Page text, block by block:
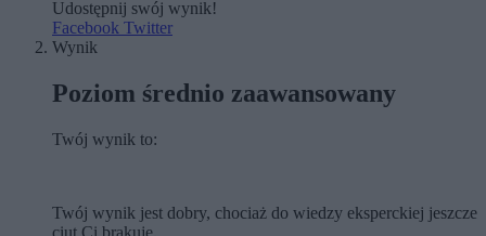
Udostępnij swój wynik!
Facebook Twitter
Wynik
Poziom średnio zaawansowany
Twój wynik to:
Twój wynik jest dobry, chociaż do wiedzy eksperckiej jeszcze
ciut Ci brakuje.